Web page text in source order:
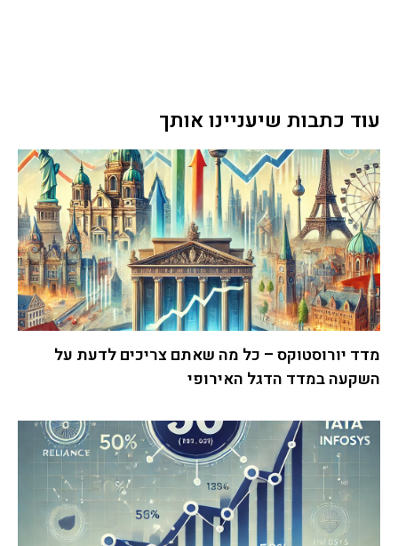
עוד כתבות שיעניינו אותך
מדד יורוסטוקס – כל מה שאתם צריכים לדעת על
השקעה במדד הדגל האירופי